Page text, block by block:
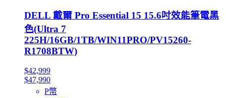
DELL 戴爾 Pro Essential 15 15.6吋效能筆電黑
色(Ultra 7
225H/16GB/1TB/WIN11PRO/PV15260-
R1708BTW)
$42,999
$47,990
P幣